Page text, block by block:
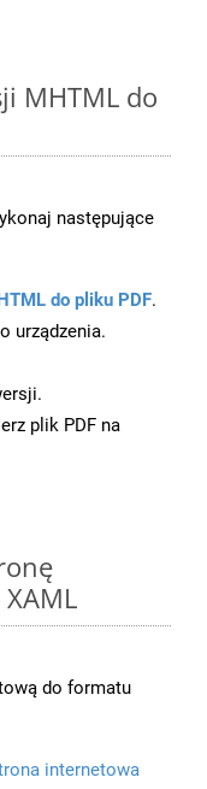
MHTML do
następujące
do pliku PDF.
urządzenia.
plik PDF na
do formatu
internetowa